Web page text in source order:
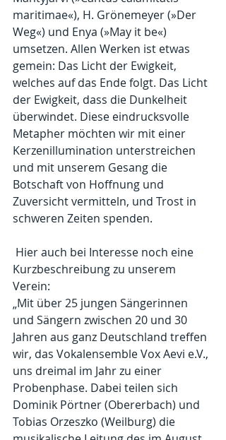
maritimae«), H. Grönemeyer (»Der
Weg«) und Enya (»May it be«)
umsetzen. Allen Werken ist etwas
gemein: Das Licht der Ewigkeit,
welches auf das Ende folgt. Das Licht
der Ewigkeit, dass die Dunkelheit
überwindet. Diese eindrucksvolle
Metapher möchten wir mit einer
Kerzenillumination unterstreichen
und mit unserem Gesang die
Botschaft von Hoffnung und
Zuversicht vermitteln, und Trost in
schweren Zeiten spenden.
Kurzbeschreibung zu unserem
Verein:
„Mit über 25 jungen Sängerinnen
und Sängern zwischen 20 und 30
Jahren aus ganz Deutschland treffen
wir, das Vokalensemble Vox Aevi e.V.,
uns dreimal im Jahr zu einer
Probenphase. Dabei teilen sich
Dominik Pörtner (Obererbach) und
Tobias Orzeszko (Weilburg) die